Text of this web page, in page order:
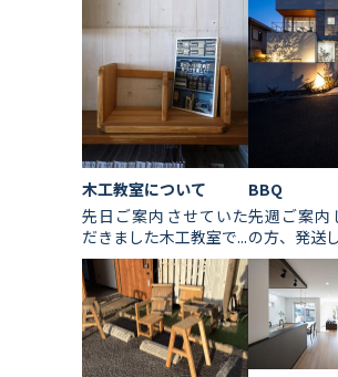
木工教室について
先日ご案内させていた
だきました木工教室で...
BBQ
先週ご案内
の方、発送